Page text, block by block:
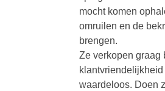
mocht komen
omruilen en de
brengen.
Ze verkopen graag
waardeloos. Doen